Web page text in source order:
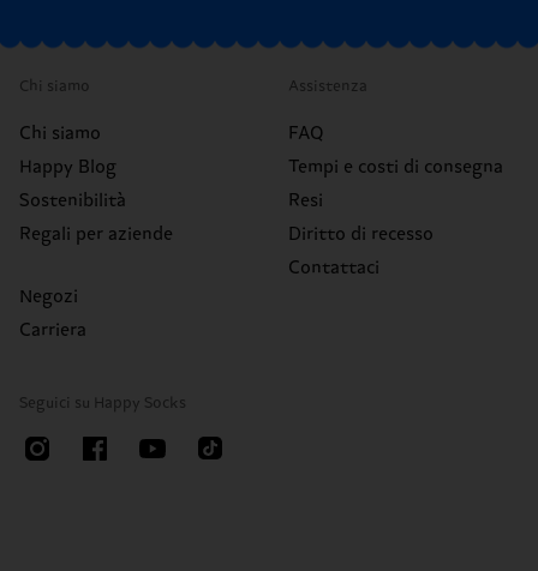
Chi siamo
Chi siamo
Happy Blog
Sostenibilità
Regali per aziende
Negozi
Carriera
Assistenza
FAQ
Tempi e costi di consegna
Resi
Diritto di recesso
Contattaci
Seguici su Happy Socks